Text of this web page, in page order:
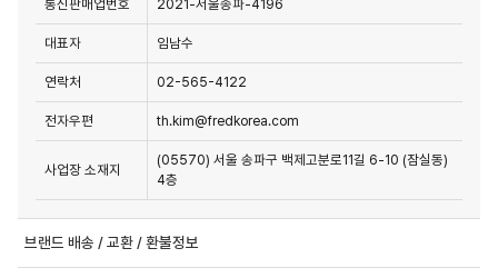
통신판매업번호 2021-서울송파-4196
대표자 임남수
연락처 02-565-4122
전자우편 th.kim@fredkorea.com
사업장 소재지
(05570) 서울 송파구 백제고분로11길 6-10 (잠실동)
4층
브랜드 배송 / 교환 / 환불정보